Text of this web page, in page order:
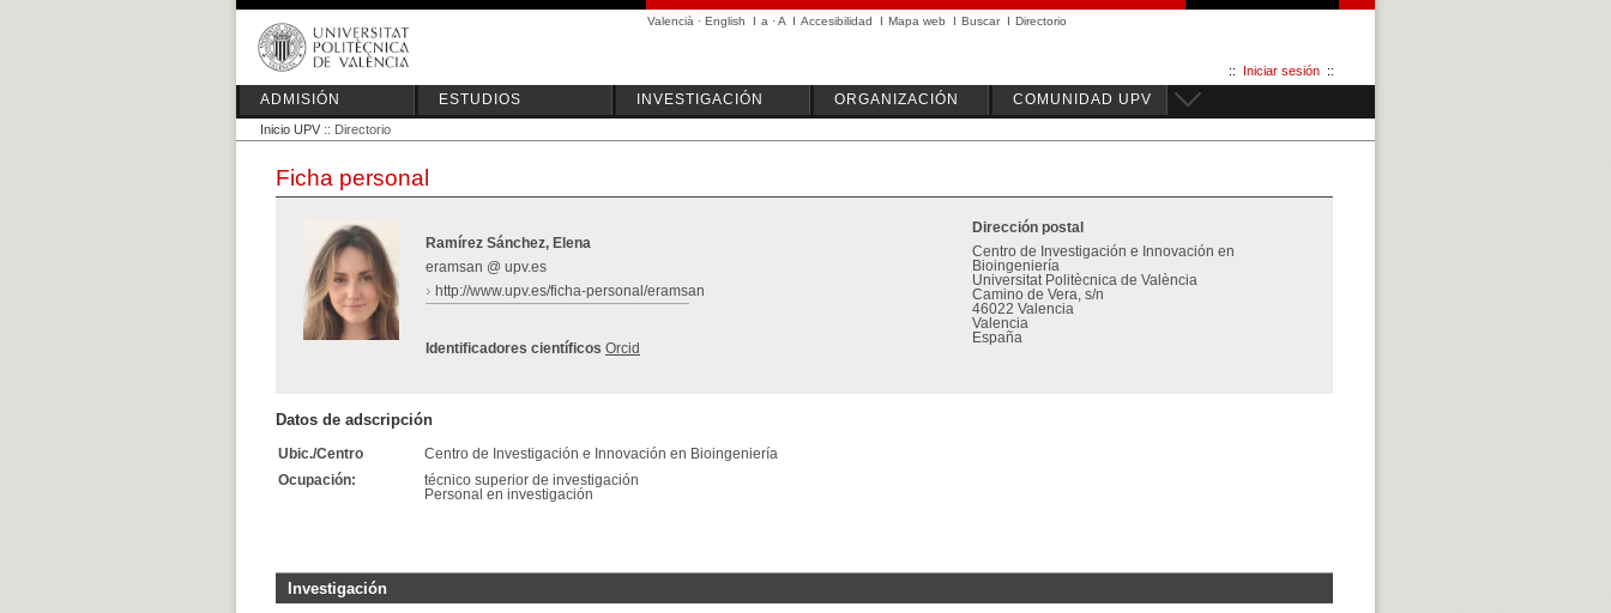
Valencià · English I a ·A I Accesibilidad I Mapa web I Buscar I Directorio
:: Iniciar sesión ::
ADMISIÓN ESTUDIOS INVESTIGACIÓN ORGANIZACIÓN COMUNIDAD UPV
Inicio UPV :: Directorio
Ficha personal
Ramírez Sánchez, Elena
eramsan @ upv.es
http://www.upv.es/ficha-personal/eramsan
Identificadores científicos Orcid
Dirección postal
Centro de Investigación e Innovación en
Bioingeniería
Universitat Politècnica de València
Camino de Vera, s/n
46022 Valencia
Valencia
España
Datos de adscripción
Ubic./Centro
Centro de Investigación e Innovación en Bioingeniería
Ocupación:
técnico superior de investigación
Personal en investigación
Investigación